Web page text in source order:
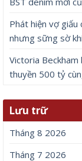
Phát hiện vợ
nhưng sững sờ
Victoria
thuyền 500 tỷ
Lưu trữ
Tháng 8 2026
Tháng 7 2026